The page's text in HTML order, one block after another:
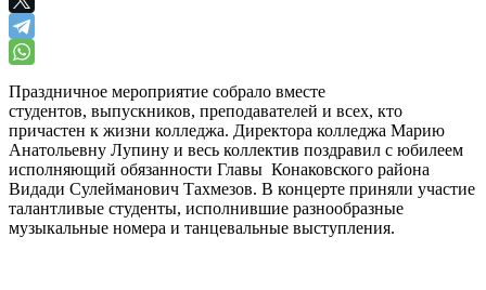
Праздничное мероприятие собрало вместе
студентов, выпускников, преподавателей и всех, кто
причастен к жизни колледжа. Директора колледжа Марию
Анатольевну Лупину и весь коллектив поздравил с юбилеем
исполняющий обязанности Главы Конаковского района
Видади Сулейманович Тахмезов. В концерте приняли участие
талантливые студенты, исполнившие разнообразные
музыкальные номера и танцевальные выступления.